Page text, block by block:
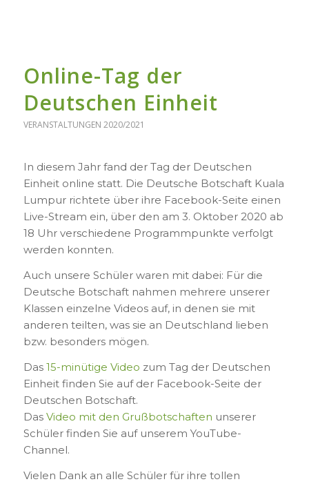
Online-Tag der
Deutschen Einheit
VERANSTALTUNGEN 2020/2021
In diesem Jahr fand der Tag der Deutschen
Einheit online statt. Die Deutsche Botschaft Kuala
Lumpur richtete über ihre Facebook-Seite einen
Live-Stream ein, über den am 3. Oktober 2020 ab
18 Uhr verschiedene Programmpunkte verfolgt
werden konnten.
Auch unsere Schüler waren mit dabei: Für die
Deutsche Botschaft nahmen mehrere unserer
Klassen einzelne Videos auf, in denen sie mit
anderen teilten, was sie an Deutschland lieben
bzw. besonders mögen.
Das 15-minütige Video zum Tag der Deutschen
Einheit finden Sie auf der Facebook-Seite der
Deutschen Botschaft.
Das Video mit den Grußbotschaften unserer
Schüler finden Sie auf unserem YouTube-
Channel.
Vielen Dank an alle Schüler für ihre tollen